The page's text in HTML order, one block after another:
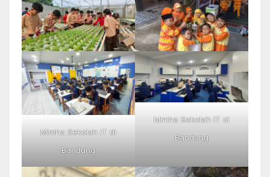
Mimha Sekolah IT di
Bandung
Mimha Sekolah IT di
Bandung